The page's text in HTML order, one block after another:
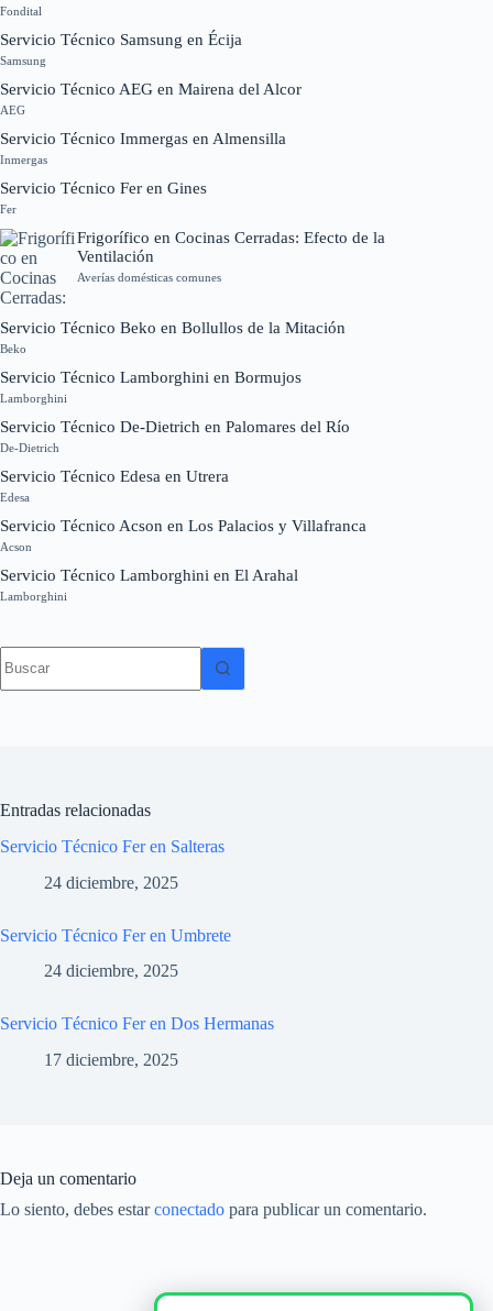
Fondital
Servicio Técnico Samsung en Écija
Samsung
Servicio Técnico AEG en Mairena del Alcor
AEG
Servicio Técnico Immergas en Almensilla
Inmergas
Servicio Técnico Fer en Gines
Fer
Frigorífico en Cocinas Cerradas: Efecto de la
Ventilación
Averías domésticas comunes
Servicio Técnico Beko en Bollullos de la Mitación
Beko
Servicio Técnico Lamborghini en Bormujos
Lamborghini
Servicio Técnico De-Dietrich en Palomares del Río
De-Dietrich
Servicio Técnico Edesa en Utrera
Edesa
Servicio Técnico Acson en Los Palacios y Villafranca
Acson
Servicio Técnico Lamborghini en El Arahal
Lamborghini
resultados
Entradas relacionadas
Servicio Técnico Fer en Salteras
24 diciembre, 2025
Servicio Técnico Fer en Umbrete
24 diciembre, 2025
Servicio Técnico Fer en Dos Hermanas
17 diciembre, 2025
Deja un comentario
Lo siento, debes estarconectado para publicar un comentario.